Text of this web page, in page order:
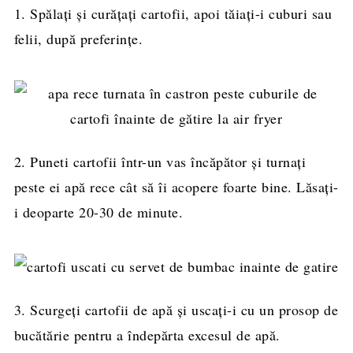
1. Spălați și curățați cartofii, apoi tăiați-i cuburi sau
felii, după preferințe.
2. Puneti cartofii într-un vas încăpător și turnați
peste ei apă rece cât să îi acopere foarte bine. Lăsați-
i deoparte 20-30 de minute.
3. Scurgeți cartofii de apă și uscați-i cu un prosop de
bucătărie pentru a îndepărta excesul de apă.